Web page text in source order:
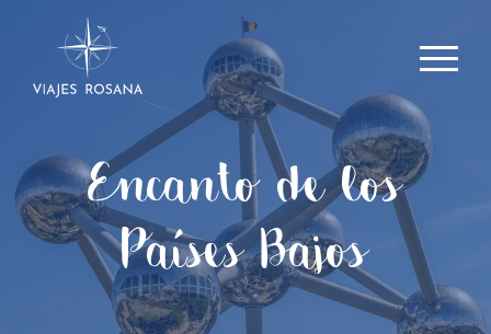
Encanto de los
Países Bajos